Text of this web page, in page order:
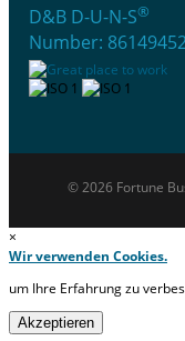
D&B D-U-N-S®
Number:
© 2026 Fortune
×
Wir verwenden Cookies.
um Ihre Erfahrung zu
Akzeptieren